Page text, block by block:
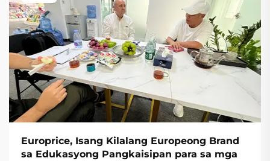
Europrice, Isang Kilalang Europeong Brand
sa Edukasyong Pangkaisipan para sa mga